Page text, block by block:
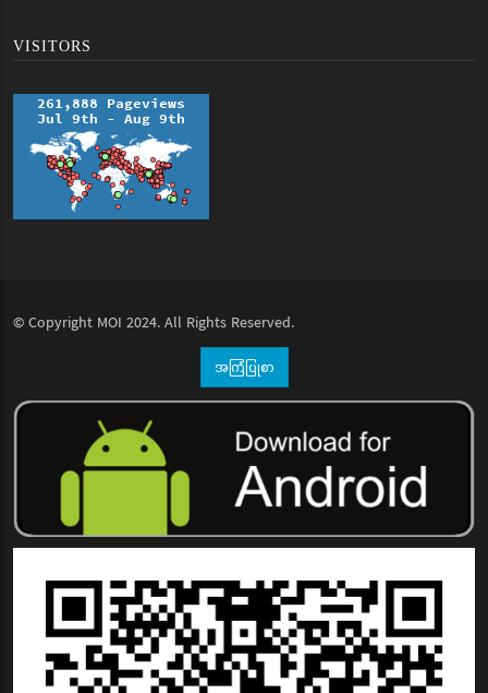
VISITORS
© Copyright MOI 2024. All Rights Reserved.
အကြံပြုစာ